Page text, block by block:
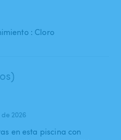
: Cloro
2026
en esta piscina con